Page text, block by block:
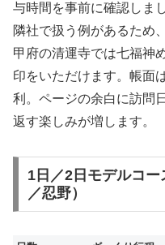
与時間を事前に確認しま
隣社で扱う例があるため
甲府の清運寺では七福神
印をいただけます。帳面
利。ページの余白に訪問
返す楽しみが増します。
1日／2日モデルコ
／忍野）